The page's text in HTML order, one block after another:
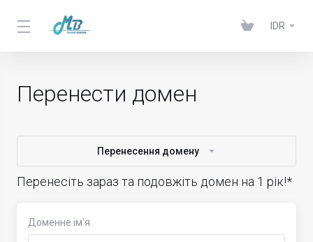
IDR
Перенести домен
Перенесення домену
Перенесіть зараз та подовжіть домен на 1 рік!*
Доменне ім'я